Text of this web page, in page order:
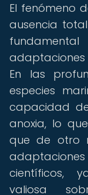
El fenómeno
ausencia
En las
especies
capacidad
anoxia, lo
que de otro
científicos,
valiosa